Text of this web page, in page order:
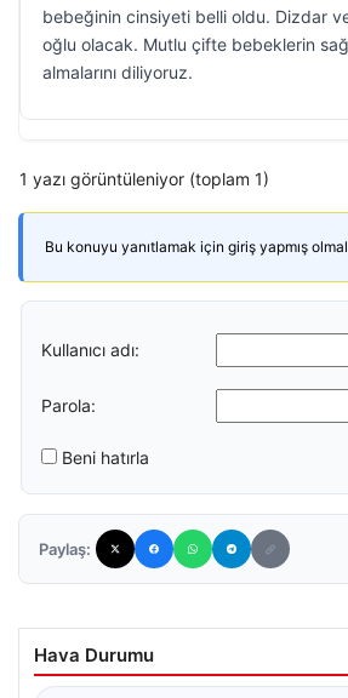
bebeğinin cinsiyeti belli oldu. Dizdar
oğlu olacak. Mutlu çifte bebeklerin
almalarını diliyoruz.
1 yazı görüntüleniyor (toplam 1)
Bu konuyu yanıtlamak için giriş yapmış
Kullanıcı adı:
Parola:
Beni hatırla
Paylaş:
Hava Durumu